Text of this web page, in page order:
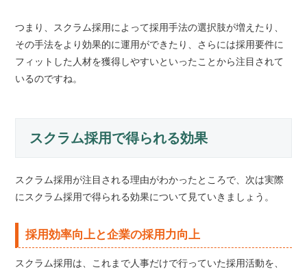
つまり、スクラム採用によって採用手法の選択肢が増えたり、
その手法をより効果的に運用ができたり、さらには採用要件に
フィットした人材を獲得しやすいといったことから注目されて
いるのですね。
スクラム採用で得られる効果
スクラム採用が注目される理由がわかったところで、次は実際
にスクラム採用で得られる効果について見ていきましょう。
採用効率向上と企業の採用力向上
スクラム採用は、これまで人事だけで行っていた採用活動を、